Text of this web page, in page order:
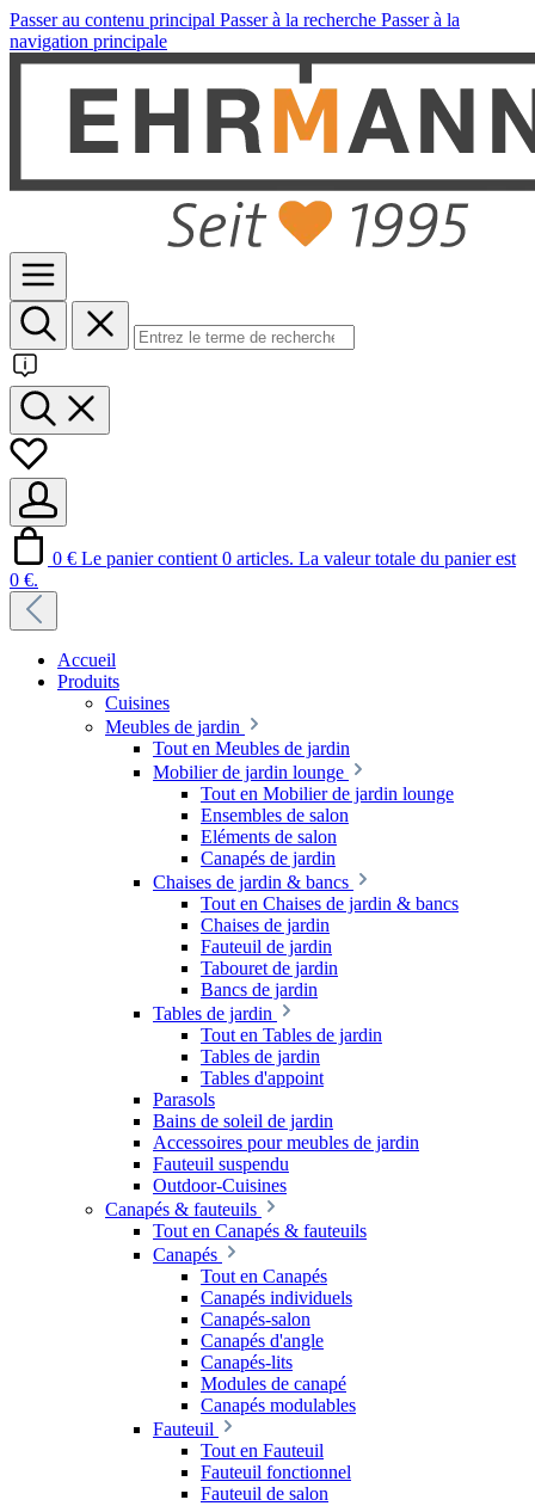
Passer au contenu principal Passer à la recherche Passer à la
navigation principale
0 € Le panier contient 0 articles. La valeur totale du panier est
0 €.
Accueil
Produits
Cuisines
Meubles de jardin
Tout en Meubles de jardin
Mobilier de jardin lounge
Tout en Mobilier de jardin lounge
Ensembles de salon
Eléments de salon
Canapés de jardin
Chaises de jardin & bancs
Tout en Chaises de jardin & bancs
Chaises de jardin
Fauteuil de jardin
Tabouret de jardin
Bancs de jardin
Tables de jardin
Tout en Tables de jardin
Tables de jardin
Tables d'appoint
Parasols
Bains de soleil de jardin
Accessoires pour meubles de jardin
Fauteuil suspendu
Outdoor-Cuisines
Canapés & fauteuils
Tout en Canapés & fauteuils
Canapés
Tout en Canapés
Canapés individuels
Canapés-salon
Canapés d'angle
Canapés-lits
Modules de canapé
Canapés modulables
Fauteuil
Tout en Fauteuil
Fauteuil fonctionnel
Fauteuil de salon